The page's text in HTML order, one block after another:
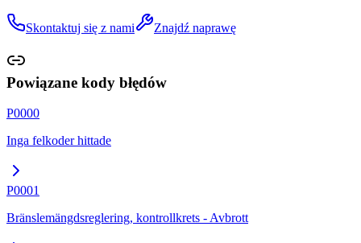
Skontaktuj się z nami Znajdź naprawę
Powiązane kody błędów
P0000
Inga felkoder hittade
P0001
Bränslemängdsreglering, kontrollkrets - Avbrott